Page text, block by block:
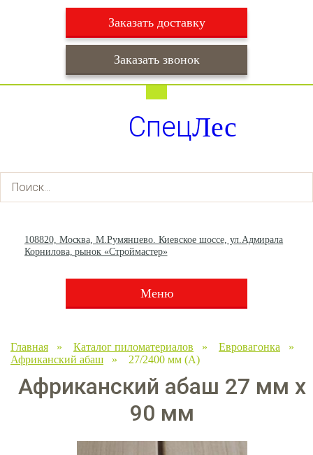
Заказать доставку
Заказать звонок
+7 (495) 003-36-93
СпецЛес
108820, Москва, М.Румянцево. Киевское шоссе, ул.Адмирала
Корнилова, рынок «Строймастер»
Меню
Главная » Каталог пиломатериалов » Евровагонка »
Африканский абаш » 27/2400 мм (A)
Африканский абаш 27 мм х
90 мм